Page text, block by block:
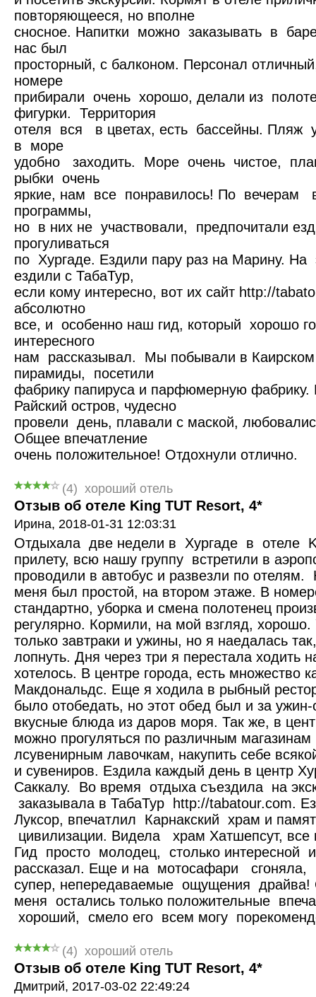
повторяющееся, но вполне
сносное. Напитки можно заказывать в
нас был
просторный, с балконом. Персонал
номере
прибирали очень хорошо, делали из
фигурки. Территория
отеля вся в цветах, есть бассейны.
в море
удобно заходить. Море очень чистое,
рыбки очень
яркие, нам все понравилось! По вечерам
программы,
но в них не участвовали, предпочитали
прогуливаться
по Хургаде. Ездили пару раз на Марину. На
ездили с ТабаТур,
если кому интересно, вот их сайт http://
абсолютно
все, и особенно наш гид, который хорошо
интересного
нам рассказывал. Мы побывали в Каирском
пирамиды, посетили
фабрику папируса и парфюмерную
Райский остров, чудесно
провели день, плавали с маской,
Общее впечатление
очень положительное! Отдохнули отлично.
(4) хороший отель
Отзыв об отеле King TUT Resort, 4*
Ирина, 2018-01-31 12:03:31
Отдыхала две недели в Хургаде в отеле
прилету, всю нашу группу встретили в
проводили в автобус и развезли по отелям.
меня был простой, на втором этаже. В
стандартно, уборка и смена полотенец
регулярно. Кормили, на мой взгляд,
только завтраки и ужины, но я наедалась
лопнуть. Дня через три я перестала ходить
хотелось. В центре города, есть множество
Макдональдс. Еще я ходила в рыбный
было отобедать, но этот обед был и за
вкусные блюда из даров моря. Так же, в
можно прогуляться по различным магазинам
лсувенирным лавочкам, накупить себе
и сувениров. Ездила каждый день в центр
Саккалу. Во время отдыха съездила на
заказывала в ТабаТур http://tabatour.com.
Луксор, впечатлил Карнакский храм и
цивилизации. Видела храм Хатшепсут, все
Гид просто молодец, столько интересной
рассказал. Еще и на мотосафари сгоняла,
супер, непередаваемые ощущения драйва!
меня остались только положительные
хороший, смело его всем могу
(4) хороший отель
Отзыв об отеле King TUT Resort, 4*
Дмитрий, 2017-03-02 22:49:24